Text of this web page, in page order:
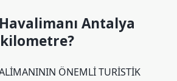
Antalya
ÖNEMLİ TURİSTİK